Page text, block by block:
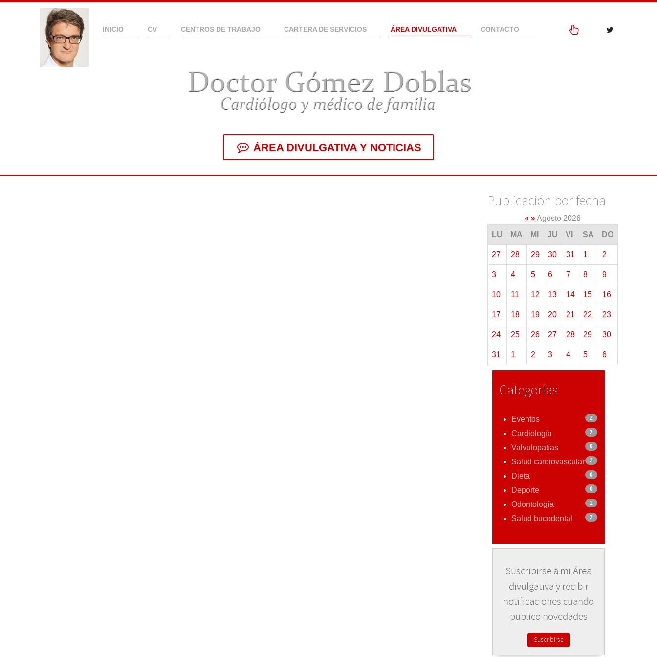
INICIO CV CENTROS DE TRABAJO CARTERA DE SERVICIOS ÁREA DIVULGATIVA CONTACTO
ÁREA DIVULGATIVA Y NOTICIAS
Publicación por fecha
« »Agosto 2026
LU
MA MI JU VI SA DO
27 28 29 30 31 1 2
3 4 5 6 7 8 9
10 11 12 13 14 15 16
17 18 19 20 21 22 23
24 25 26 27 28 29 30
31 1 2 3 4 5 6
Categorías
Eventos 2
Cardiología 2
Valvulopatías 0
Salud cardiovascular 2
Dieta 0
Deporte 0
Odontología 1
Salud bucodental 2
Suscribirse a mi Área
divulgativa y recibir
notificaciones cuando
publico novedades
Suscribirse